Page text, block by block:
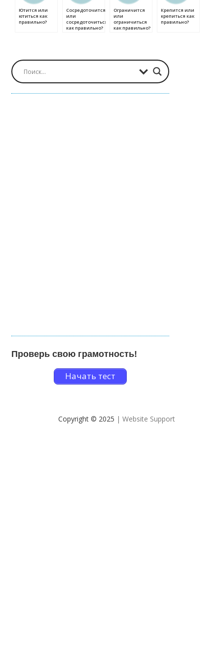
Ютится или
ютиться как
правильно?
Сосредоточится
или
сосредоточиться
как правильно?
Ограничится
или
ограничиться
как правильно?
Крепится или
крепиться как
правильно?
Проверь свою грамотность!
Начать тест
Copyright © 2025 | Website Support